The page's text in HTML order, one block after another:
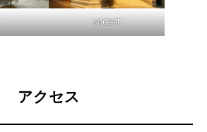
NIGHT
アクセス